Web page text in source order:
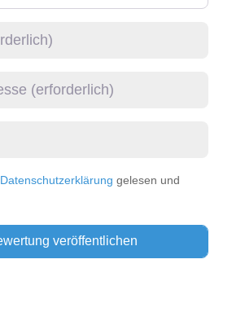
Datenschutzerklärung gelesen und